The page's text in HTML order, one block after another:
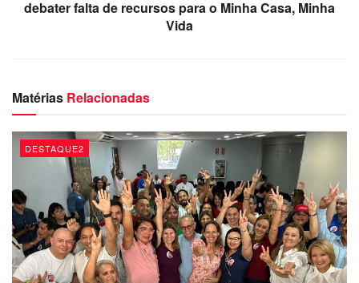
capital só tem a ganhar com a chegada dos novos
debater falta de recursos para o Minha Casa, Minha
Vida
Matérias Relacionadas
DESTAQUE2